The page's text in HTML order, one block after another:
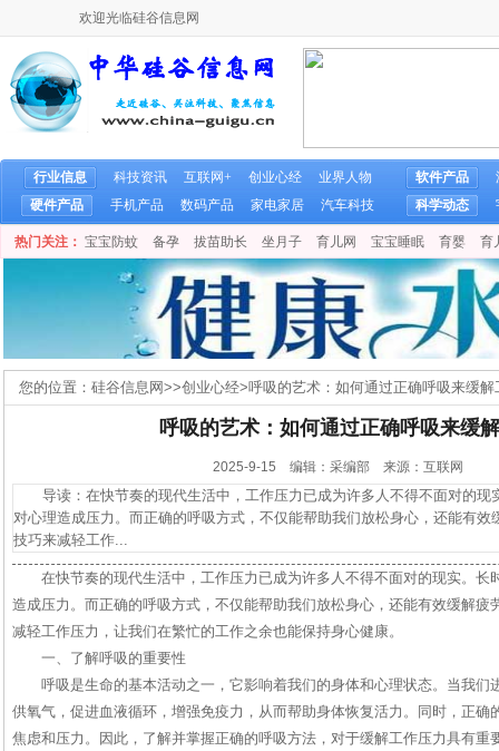
欢迎光临硅谷信息网
行业信息 科技资讯 互联网+ 创业心经
业界人物
硬件产品
手机产品 数码产品 家电家居 汽车科技
软件产品
科学动态
热门关注： 宝宝防蚊 备孕 拔苗助长 坐月子 育儿网 宝宝睡眠 育婴 育
您的位置： 硅谷信息网>>创业心经>呼吸的艺术：如何通过正确呼吸来缓解
呼吸的艺术：如何通过正确呼吸来缓
2025-9-15 编辑：采编部 来源：互联网
导读：在快节奏的现代生活中，工作压力已成为许多人不得不面对的现
对心理造成压力。而正确的呼吸方式，不仅能帮助我们放松身心，还能有
技巧来减轻工作...
在快节奏的现代生活中，工作压力已成为许多人不得不面对的现实。长
造成压力。而正确的呼吸方式，不仅能帮助我们放松身心，还能有效缓解疲
减轻工作压力，让我们在繁忙的工作之余也能保持身心健康。
一、了解呼吸的重要性
呼吸是生命的基本活动之一，它影响着我们的身体和心理状态。当我们
供氧气，促进血液循环，增强免疫力，从而帮助身体恢复活力。同时，正确
焦虑和压力。因此，了解并掌握正确的呼吸方法，对于缓解工作压力具有重